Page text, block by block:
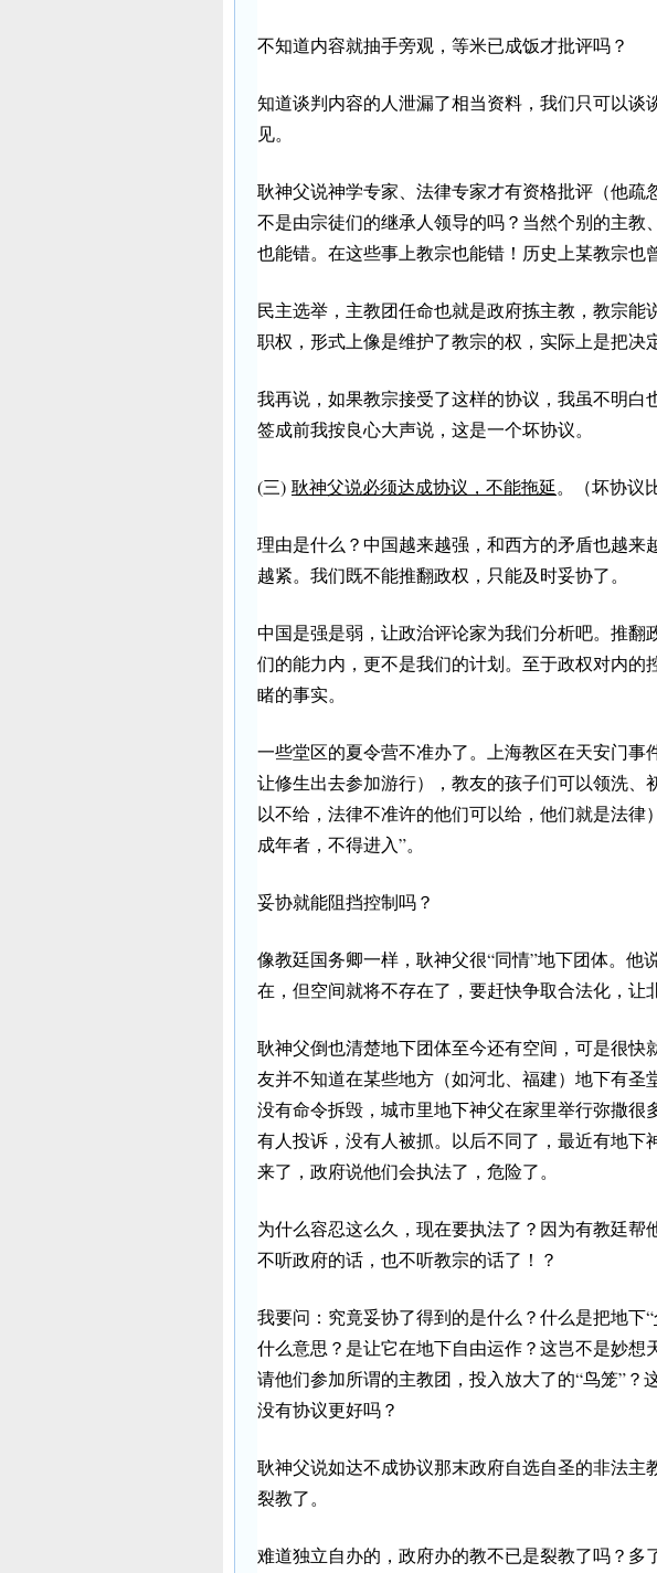
不知道内容就抽手旁观，等米已成饭才批评吗？
知道谈判内容的人泄漏了相当资料，我们只可以谈
见。
耿神父说神学专家、法律专家才有资格批评（他疏
不是由宗徒们的继承人领导的吗？当然个别的主教
也能错。在这些事上教宗也能错！历史上某教宗也
民主选举，主教团任命也就是政府拣主教，教宗能
职权，形式上像是维护了教宗的权，实际上是把决
我再说，如果教宗接受了这样的协议，我虽不明白
签成前我按良心大声说，这是一个坏协议。
(三) 耿神父说必须达成协议，不能拖延。（坏协议
理由是什么？中国越来越强，和西方的矛盾也越来
越紧。我们既不能推翻政权，只能及时妥协了。
中国是强是弱，让政治评论家为我们分析吧。推翻
们的能力内，更不是我们的计划。至于政权对内的
睹的事实。
一些堂区的夏令营不准办了。上海教区在天安门事
让修生出去参加游行），教友的孩子们可以领洗、
以不给，法律不准许的他们可以给，他们就是法律
成年者，不得进入”。
妥协就能阻挡控制吗？
像教廷国务卿一样，耿神父很“同情”地下团体。他
在，但空间就将不存在了，要赶快争取合法化，让
耿神父倒也清楚地下团体至今还有空间，可是很快
友并不知道在某些地方（如河北、福建）地下有圣
没有命令拆毁，城市里地下神父在家里举行弥撒很
有人投诉，没有人被抓。以后不同了，最近有地下
来了，政府说他们会执法了，危险了。
为什么容忍这么久，现在要执法了？因为有教廷帮
不听政府的话，也不听教宗的话了！？
我要问：究竟妥协了得到的是什么？什么是把地下“
什么意思？是让它在地下自由运作？这岂不是妙想
请他们参加所谓的主教团，投入放大了的“鸟笼”？
没有协议更好吗？
耿神父说如达不成协议那末政府自选自圣的非法主
裂教了。
难道独立自办的，政府办的教不已是裂教了吗？多